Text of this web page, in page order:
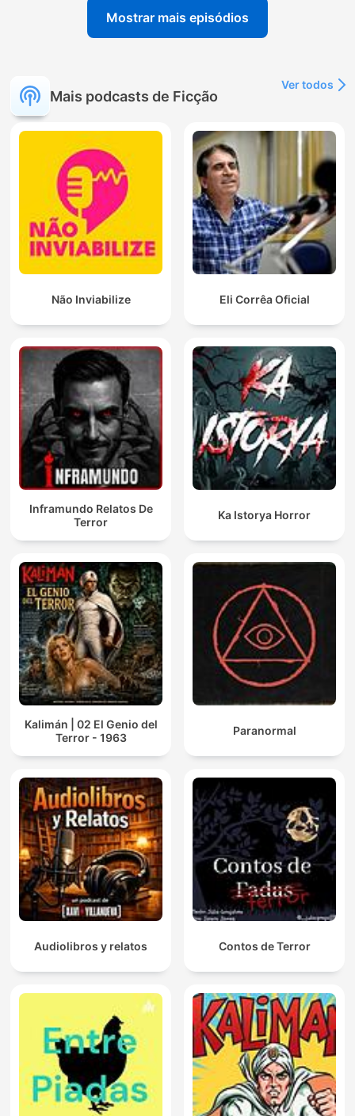
Mostrar mais episódios
Mais podcasts de Ficção
Ver todos
Não Inviabilize Eli Corrêa Oficial
Inframundo Relatos De
Terror
Ka Istorya Horror
Kalimán | 02 El Genio del
Terror - 1963
Paranormal
Audiolibros y relatos Contos de Terror